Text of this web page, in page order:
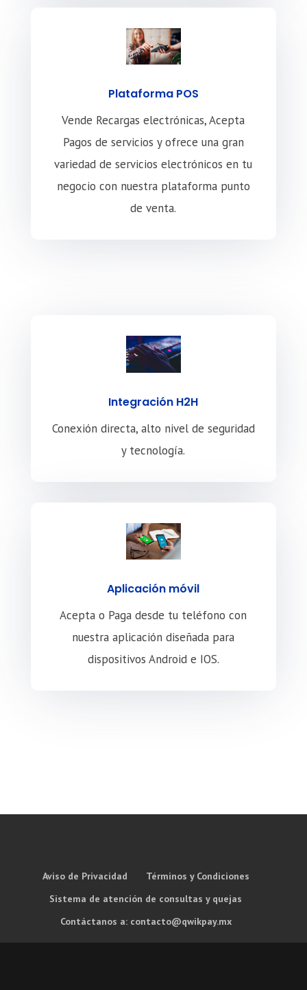
Plataforma POS
Vende Recargas electrónicas, Acepta
Pagos de servicios y ofrece una gran
variedad de servicios electrónicos en tu
negocio con nuestra plataforma punto
de venta.
Integración H2H
Conexión directa, alto nivel de seguridad
y tecnología.
Aplicación móvil
Acepta o Paga desde tu teléfono con
nuestra aplicación diseñada para
dispositivos Android e IOS.
Aviso de Privacidad
Términos y Condiciones
Sistema de atención de consultas y quejas
Contáctanos a: contacto@qwikpay.mx